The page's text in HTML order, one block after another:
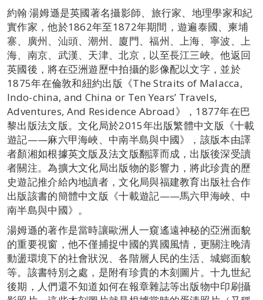
約翰‧湯姆遜是英國著名攝影師、旅行家、地理學家和紀
實作家，他於1862年至1872年期間，遊遍泰國、柬埔
寨、廣州、汕頭、潮州、廈門、福州、上海、寧波、上
海、南京、武漢、天津、北京，以至長江三峽。他返回
英國後，將在亞洲遊歷中拍攝的影像配以文字，並於
1875年在倫敦和紐約出版《The Straits of Malacca,
Indo-china, and China or Ten Years’ Travels,
Adventures, And Residence Abroad》，1877年在巴
黎出版法文版。文化局於2015年出版繁體中文版《十載
遊記——麻六甲海峽、中南半島與中國》，該版本由譯
者顏湘如根據英文版及法文版翻譯而成，出版後深受讀
者關注。為擴大文化局出版物的影響力，將此珍貴的歷
史遊記推介給內地讀者，文化局與福建教育出版社合作
出版該書的簡體中文版《十載遊記——馬六甲海峽、中
南半島與中國》。
湯姆遜的著作是當時讓歐洲人一窺遙遠神秘的亞洲面貌
的重要視窗，他不僅捕捉中國的異國風情，更關注晚清
動盪環境下的社會狀況、各階層人民的生活、城鄉面貌
等。該書特別之處，是附有珍貴的木刻圖片。十九世紀
後期，人們還不知道如何在報章雜誌等出版物中印刷攝